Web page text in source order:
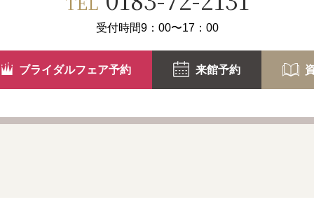
たっては、適切な管理を行なうとともに、外部への流失の防止
セス、個人情報の紛失、破壊、改ざん、漏えい等の防止に努め
受付時間9：00〜17：00
ブライダルフェア予約 来館予約